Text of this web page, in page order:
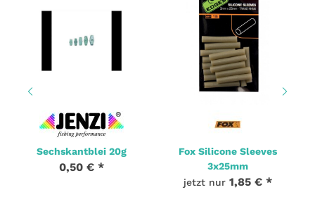
Sechskantblei 20g
0,50 € *
Fox Silicone Sleeves
3x25mm
jetzt nur 1,85 € *